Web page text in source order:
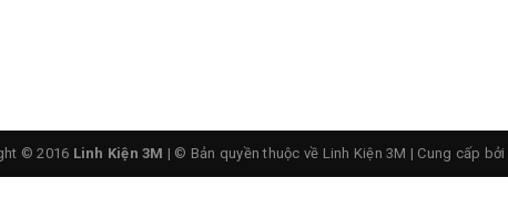
© 2016 Linh Kiện 3M | © Bản quyền thuộc về Linh Kiện 3M | Cung cấp bởi